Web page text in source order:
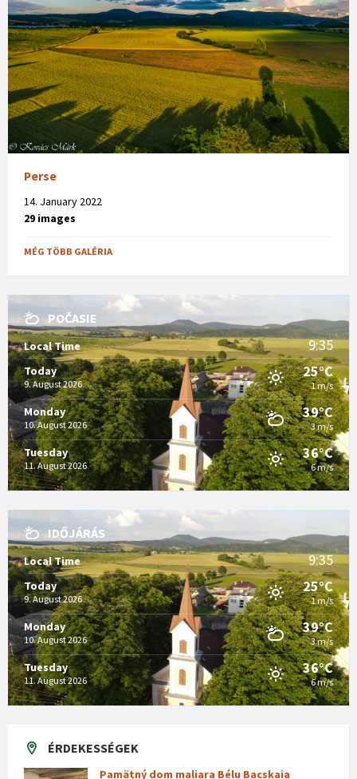
Perse
14. January 2022
29 images
MÉG TÖBB GALÉRIA
POČASIE
Local Time 9:35
Today
9. August 2026
25°C
1 m/s
Monday
10. August 2026
39°C
3 m/s
Tuesday
11. August 2026
36°C
6 m/s
IDŐJÁRÁS
Local Time 9:35
Today
9. August 2026
25°C
1 m/s
Monday
10. August 2026
39°C
3 m/s
Tuesday
11. August 2026
36°C
6 m/s
ÉRDEKESSÉGEK
Pamätný dom maliara Bélu Bacskaia